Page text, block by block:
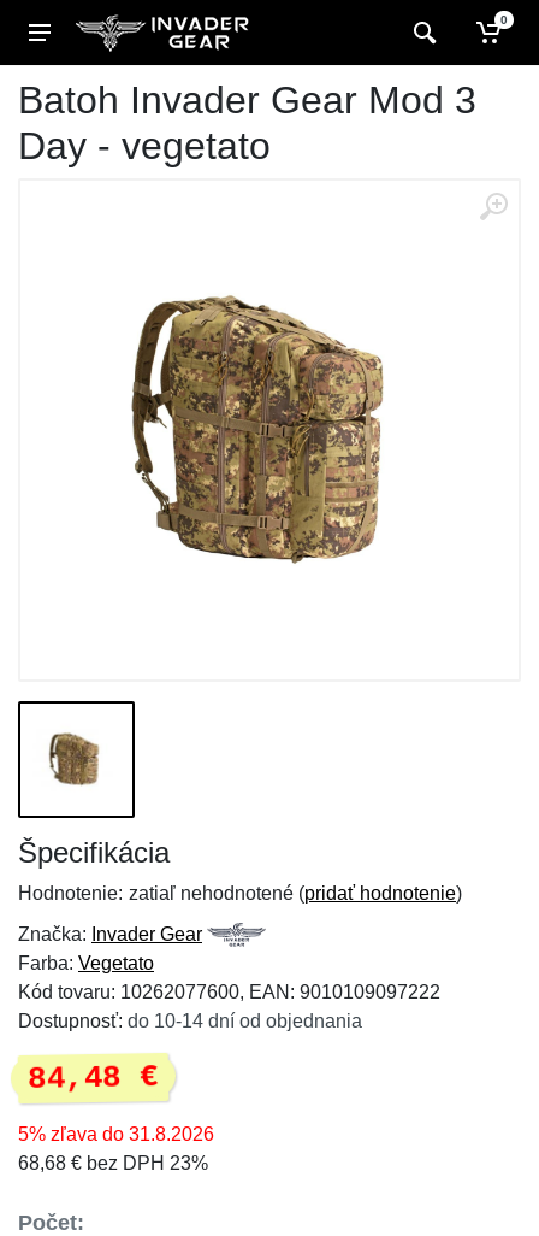
0
Batoh Invader Gear Mod 3
Day - vegetato
Špecifikácia
Hodnotenie: zatiaľ nehodnotené (pridať hodnotenie)
Značka: Invader Gear
Farba: Vegetato
Kód tovaru: 10262077600, EAN: 9010109097222
Dostupnosť: do 10-14 dní od objednania
84,48 €
5% zľava do 31.8.2026
68,68 € bez DPH 23%
Počet: